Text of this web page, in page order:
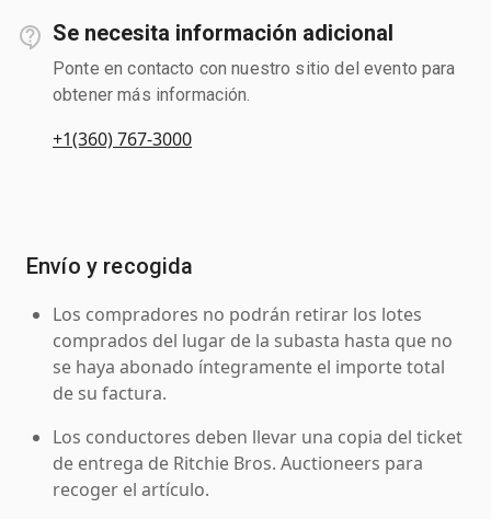
Se necesita información adicional
Ponte en contacto con nuestro sitio del evento para
obtener más información.
+1(360) 767-3000
Envío y recogida
Los compradores no podrán retirar los lotes
comprados del lugar de la subasta hasta que no
se haya abonado íntegramente el importe total
de su factura.
Los conductores deben llevar una copia del ticket
de entrega de Ritchie Bros. Auctioneers para
recoger el artículo.